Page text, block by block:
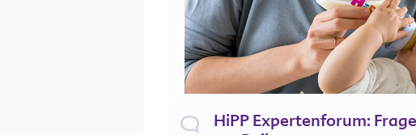
HiPP Expertenforum: